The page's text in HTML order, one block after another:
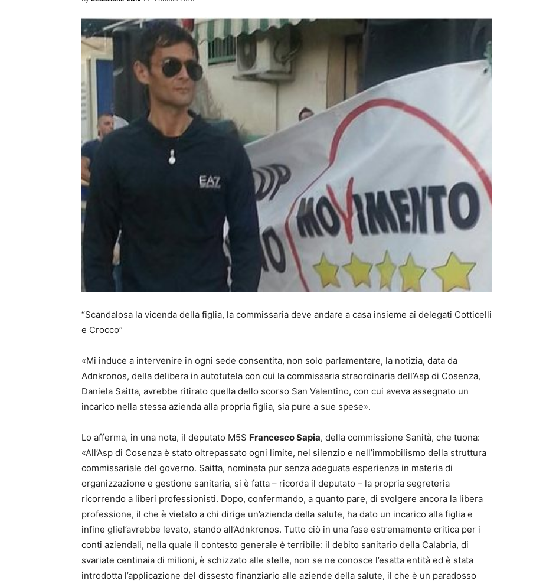
“Scandalosa la vicenda della figlia, la commissaria deve andare a casa insieme ai delegati Cotticelli
e Crocco”
«Mi induce a intervenire in ogni sede consentita, non solo parlamentare, la notizia, data da
Adnkronos, della delibera in autotutela con cui la commissaria straordinaria dell’Asp di Cosenza,
Daniela Saitta, avrebbe ritirato quella dello scorso San Valentino, con cui aveva assegnato un
incarico nella stessa azienda alla propria figlia, sia pure a sue spese».
Lo afferma, in una nota, il deputato M5S Francesco Sapia, della commissione Sanità, che tuona:
«All’Asp di Cosenza è stato oltrepassato ogni limite, nel silenzio e nell’immobilismo della struttura
commissariale del governo. Saitta, nominata pur senza adeguata esperienza in materia di
organizzazione e gestione sanitaria, si è fatta – ricorda il deputato – la propria segreteria
ricorrendo a liberi professionisti. Dopo, confermando, a quanto pare, di svolgere ancora la libera
professione, il che è vietato a chi dirige un’azienda della salute, ha dato un incarico alla figlia e
infine gliel’avrebbe levato, stando all’Adnkronos. Tutto ciò in una fase estremamente critica per i
conti aziendali, nella quale il contesto generale è terribile: il debito sanitario della Calabria, di
svariate centinaia di milioni, è schizzato alle stelle, non se ne conosce l’esatta entità ed è stata
introdotta l’applicazione del dissesto finanziario alle aziende della salute, il che è un paradosso